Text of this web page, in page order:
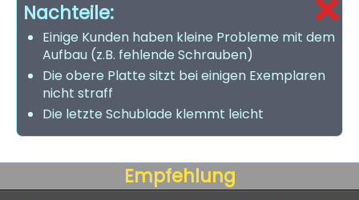
Nachteile:
Einige Kunden haben kleine Probleme mit dem
Aufbau (z.B. fehlende Schrauben)
Die obere Platte sitzt bei einigen Exemplaren
nicht straff
Die letzte Schublade klemmt leicht
Empfehlung